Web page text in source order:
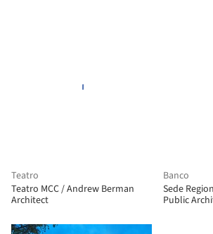
Teatro
Teatro MCC / Andrew Berman
Architect
Banco
Sede
Public